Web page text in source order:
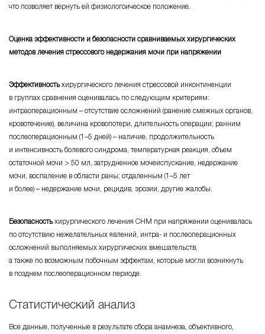
что позволяет вернуть ей физиологоическое положение.
Оценка эффективности и безопасности сравниваемых хирургических
методов лечения стрессового недержания мочи при напряжении
Эффективностьхирургического лечения стрессовой инконтиненции
в группах сравнения оценивалась по следующим критериям:
интраоперационным – отсутствие осложнений (ранение смежных органов,
крово­течение), величина кровопотери, длительность операции; ранним
послеоперационным (1–5 дней) – наличие, продолжительность
и интенсивность болевого синдрома, температурная реакция, объем
остаточной мочи > 50 мл, затрудненное мочеиспускание, недержание
мочи, воспаление в области раны; отдаленным (1–5 лет
и более) – недержание мочи, рецидив, эрозии, другие жалобы.
Безопасностьхирургического лечения СНМ при напряжении оценивалась
по отсутствию нежелательных явлений, интра- и послеоперационных
осложнений выполняемых хирургических вмешательств,
а также по возможным побочным эффектам, которые могли возникнуть
в позднем послеоперационном периоде.
Статиcтичеcкий анализ
Все данные, полученные в результате сбора анамнеза, объективного,